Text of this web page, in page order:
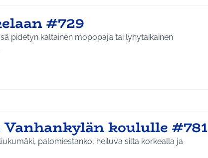
#729
pidetyn kaltainen mopopaja tai lyhytaikainen
Jokela
koululle #781
palomiestanko, heiluva silta korkealla ja